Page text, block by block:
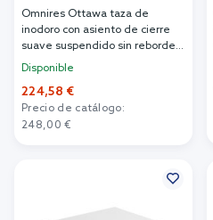
Omnires Ottawa taza de
inodoro con asiento de cierre
suave suspendido sin reborde
con descarga de remolino
OTTAWACSPMWBP
Disponible
224,58 €
Precio de catálogo:
248,00 €